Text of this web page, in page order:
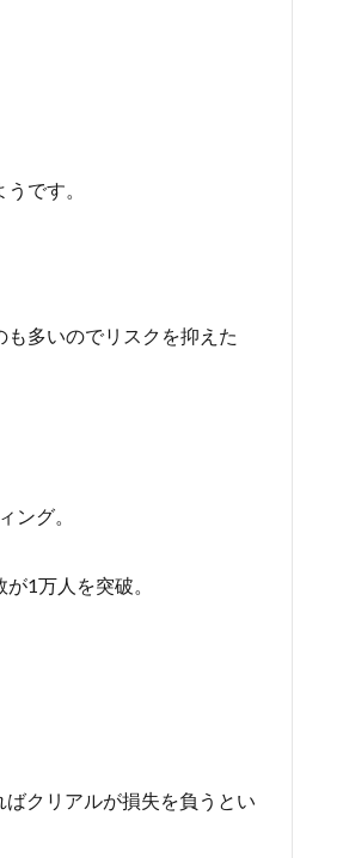
です。
多いのでリスクを抑えた
ング。
1万人を突破。
クリアルが損失を負うとい